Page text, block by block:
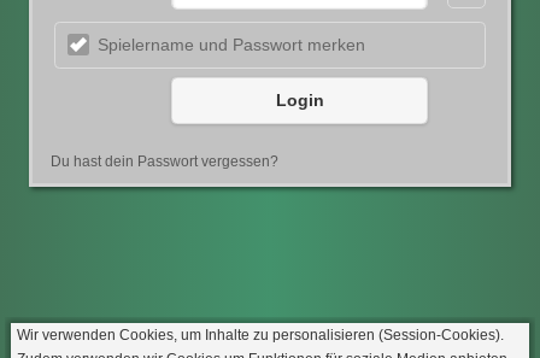
Spielername und Passwort merken
Login
Du hast dein Passwort vergessen?
Wir verwenden Cookies, um Inhalte zu personalisieren (Session-Cookies).